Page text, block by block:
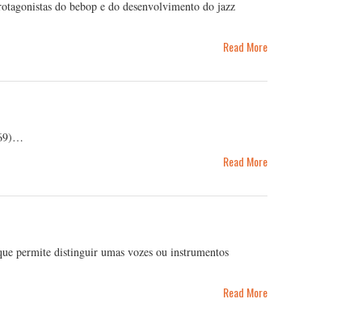
do bebop e do desenvolvimento do jazz
Read More
Read More
permite distinguir umas vozes ou instrumentos
Read More